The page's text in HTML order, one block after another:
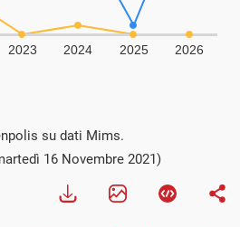
su dati Mims.
16 Novembre 2021)